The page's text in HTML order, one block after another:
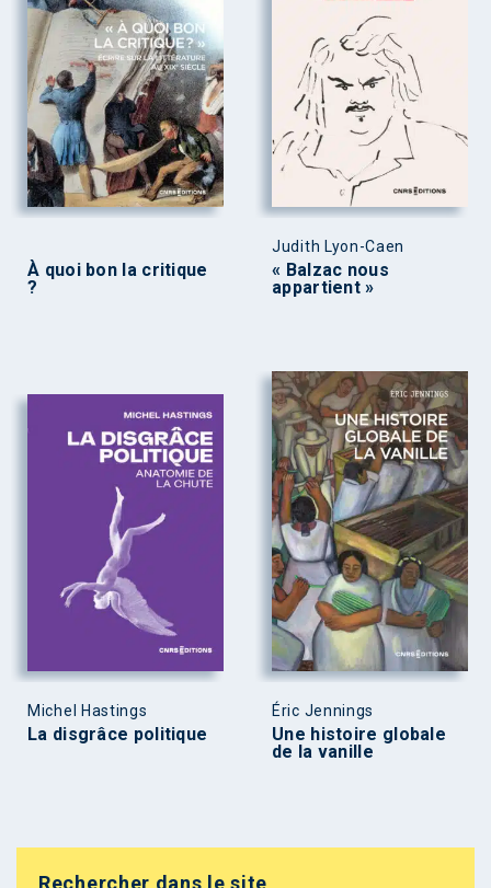
À quoi bon la critique
?
Judith Lyon-Caen
« Balzac nous
appartient »
Michel Hastings
La disgrâce politique
Éric Jennings
Une histoire globale
de la vanille
Rechercher dans le site